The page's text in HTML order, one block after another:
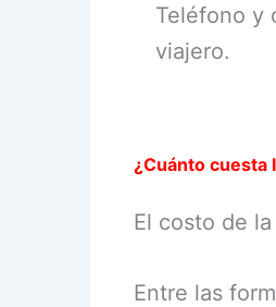
Teléfono y
viajero.
¿Cuánto cuesta
El costo de
Entre las